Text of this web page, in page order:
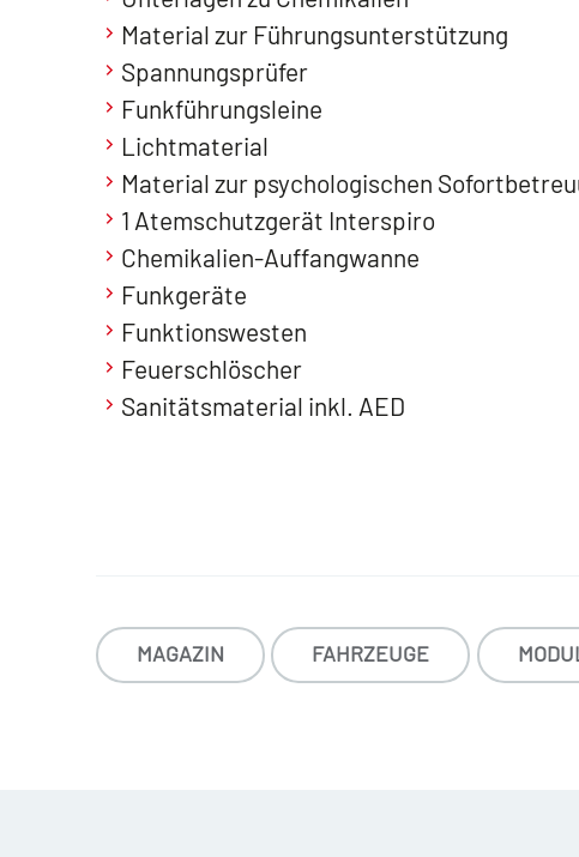
Material zur Führungsunterstützung
Spannungsprüfer
Funkführungsleine
Lichtmaterial
Material zur psychologischen
1 Atemschutzgerät Interspiro
Chemikalien-Auffangwanne
Funkgeräte
Funktionswesten
Feuerschlöscher
Sanitätsmaterial inkl. AED
MAGAZIN FAHRZEUGE